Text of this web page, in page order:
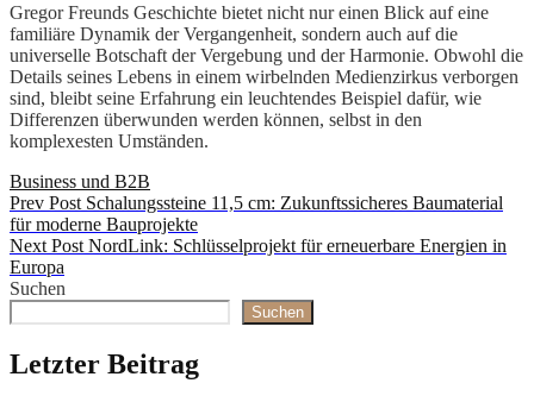
Gregor Freunds Geschichte bietet nicht nur einen Blick auf eine
familiäre Dynamik der Vergangenheit, sondern auch auf die
universelle Botschaft der Vergebung und der Harmonie. Obwohl die
Details seines Lebens in einem wirbelnden Medienzirkus verborgen
sind, bleibt seine Erfahrung ein leuchtendes Beispiel dafür, wie
Differenzen überwunden werden können, selbst in den
komplexesten Umständen.
Categories
Business und B2B
Beitragsnavigation
Previous
Post
Prev Post Schalungssteine 11,5 cm: Zukunftssicheres Baumaterial
für moderne Bauprojekte
Next
Post
Next Post NordLink: Schlüsselprojekt für erneuerbare Energien in
Europa
Suchen
Suchen
Letzter Beitrag